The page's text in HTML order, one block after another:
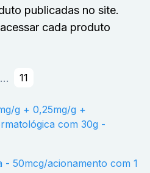
publicadas no site.
cada produto
... 11
com 30g -